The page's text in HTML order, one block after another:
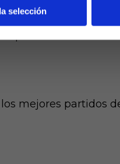
selección
por Sergio
pudo resarcirse con
mejores partidos